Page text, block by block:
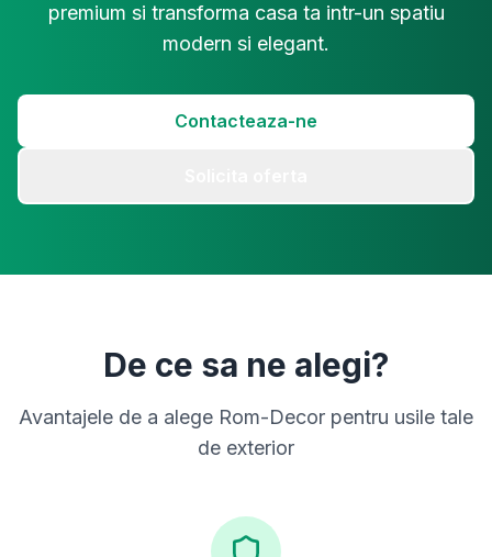
premium si transforma casa ta intr-un spatiu
modern si elegant.
Contacteaza-ne
De ce sa ne alegi?
Avantajele de a alege Rom-Decor pentru usile tale
de exterior